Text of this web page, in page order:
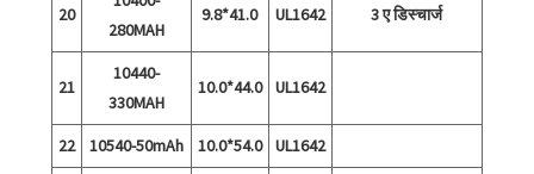
20
280MAH
9.8*41.0 UL1642 3 ए डिस्चार्ज
21
10440-
330MAH
10.0*44.0 UL1642
22 10540-50mAh 10.0*54.0
UL1642